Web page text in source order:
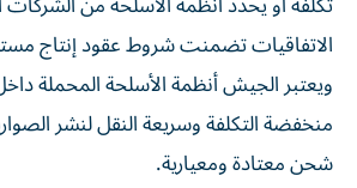
الاتفاقيات تضمنت شروط عقود إنتاج
ويعتبر الجيش أنظمة الأسلحة المحملة
منخفضة التكلفة وسريعة النقل لنشر
شحن معتادة ومعيارية.